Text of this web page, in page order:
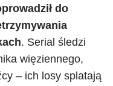
do
. Serial śledzi
więziennego,
– ich losy splatają